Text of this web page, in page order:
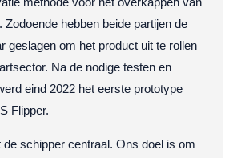
Zodoende hebben beide partijen de
geslagen om het product uit te rollen
Na de nodige testen en
eind 2022 het eerste prototype
Flipper.
de schipper centraal. Ons doel is om